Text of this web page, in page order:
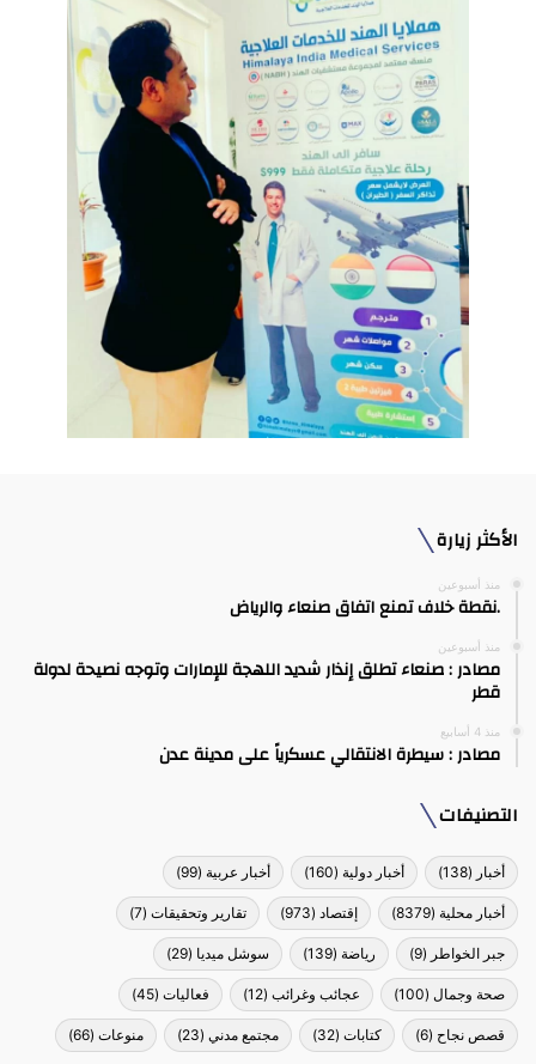
الأكثر زيارة
منذ أسبوعين
.نقطة خلاف تمنع اتفاق صنعاء والرياض
منذ أسبوعين
مصادر : صنعاء تطلق إنذار شديد اللهجة للإمارات وتوجه نصيحة لدولة
قطر
منذ 4 أسابيع
مصادر : سيطرة الانتقالي عسكرياً على مدينة عدن
التصنيفات
أخبار (138) أخبار دولية (160) أخبار عربية (99)
أخبار محلية (8379) إقتصاد (973) تقارير وتحقيقات (7)
جبر الخواطر (9) رياضة (139) سوشل ميديا (29)
صحة وجمال (100) عجائب وغرائب (12) فعاليات (45)
قصص نجاح (6) كتابات (32) مجتمع مدني (23) منوعات (66)